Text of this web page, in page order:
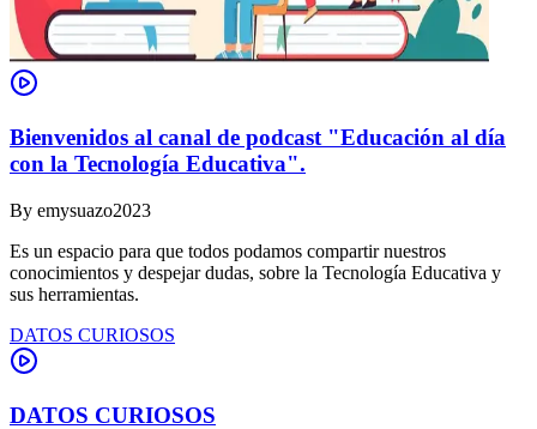
Bienvenidos al canal de podcast "Educación al día
con la Tecnología Educativa".
By emysuazo2023
Es un espacio para que todos podamos compartir nuestros
conocimientos y despejar dudas, sobre la Tecnología Educativa y
sus herramientas.
DATOS CURIOSOS
DATOS CURIOSOS